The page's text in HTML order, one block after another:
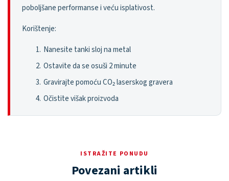
poboljšane performanse i veću isplativost.
Korištenje:
Nanesite tanki sloj na metal
Ostavite da se osuši 2 minute
Gravirajte pomoću CO₂ laserskog gravera
Očistite višak proizvoda
ISTRAŽITE PONUDU
Povezani artikli